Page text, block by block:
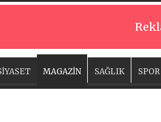
MAGAZİN SAĞLIK SPOR